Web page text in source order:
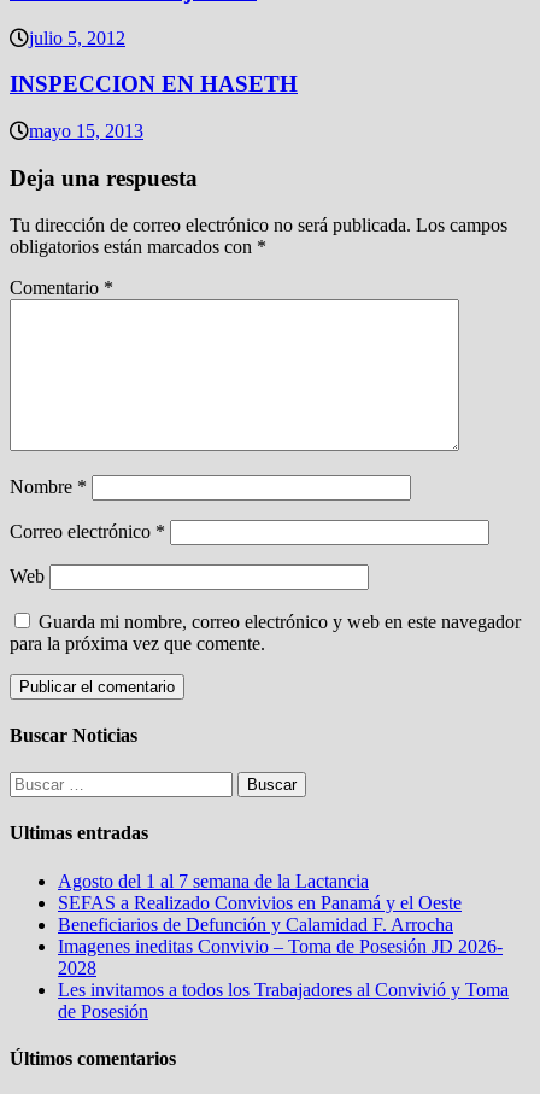
julio 5, 2012
INSPECCION EN HASETH
mayo 15, 2013
Deja una respuesta
Tu dirección de correo electrónico no será publicada. Los campos
obligatorios están marcados con *
Comentario *
Nombre *
Correo electrónico *
Web
Guarda mi nombre, correo electrónico y web en este navegador
para la próxima vez que comente.
Buscar Noticias
Buscar:
Ultimas entradas
Agosto del 1 al 7 semana de la Lactancia
SEFAS a Realizado Convivios en Panamá y el Oeste
Beneficiarios de Defunción y Calamidad F. Arrocha
Imagenes ineditas Convivio – Toma de Posesión JD 2026-
2028
Les invitamos a todos los Trabajadores al Convivió y Toma
de Posesión
Últimos comentarios